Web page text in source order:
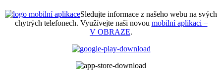
Sledujte informace z našeho webu na svých
chytrých telefonech. Využívejte naši novou mobilní aplikaci –
V OBRAZE.